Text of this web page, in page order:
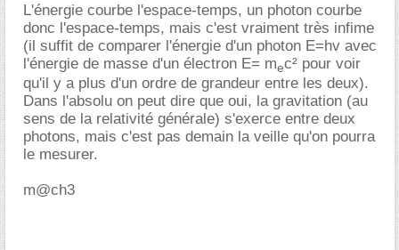
L'énergie courbe l'espace-temps, un photon courbe
donc l'espace-temps, mais c'est vraiment très infime
(il suffit de comparer l'énergie d'un photon E=hv avec
l'énergie de masse d'un électron E= mec² pour voir
qu'il y a plus d'un ordre de grandeur entre les deux).
Dans l'absolu on peut dire que oui, la gravitation (au
sens de la relativité générale) s'exerce entre deux
photons, mais c'est pas demain la veille qu'on pourra
le mesurer.
m@ch3